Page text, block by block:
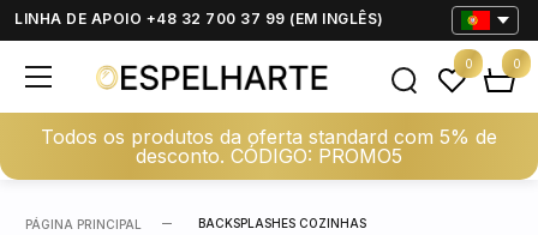
LINHA DE APOIO +48 32 700 37 99 (EM INGLÊS)
Todos os produtos da oferta standard com 5% de
desconto. CÓDIGO: PROMO5
0 0
PÁGINA PRINCIPAL
BACKSPLASHES COZINHAS